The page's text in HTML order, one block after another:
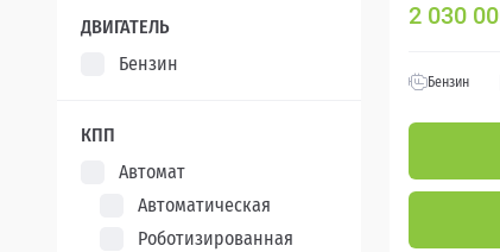
ДВИГАТЕЛЬ
Бензин
КПП
Автомат
Автоматическая
Роботизированная
2 030
Бензин